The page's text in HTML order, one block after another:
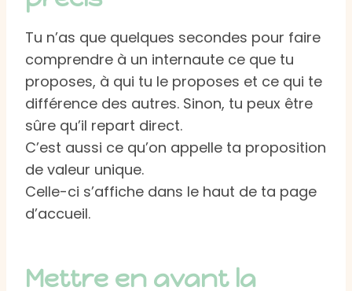
Tu n’as que quelques secondes pour faire
comprendre à un internaute ce que tu
proposes, à qui tu le proposes et ce qui te
différence des autres. Sinon, tu peux être
sûre qu’il repart direct.
C’est aussi ce qu’on appelle ta proposition
de valeur unique.
Celle-ci s’affiche dans le haut de ta page
d’accueil.
Mettre en avant la